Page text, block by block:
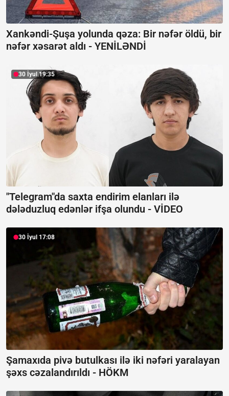
Xankəndi-Şuşa yolunda qəza: Bir nəfər öldü, bir
nəfər xəsarət aldı - YENİLƏNDİ
30 İyul 19:35
"Telegram"da saxta endirim elanları ilə
dələduzluq edənlər ifşa olundu - VİDEO
30 İyul 17:08
Şamaxıda pivə butulkası ilə iki nəfəri yaralayan
şəxs cəzalandırıldı - HÖKM